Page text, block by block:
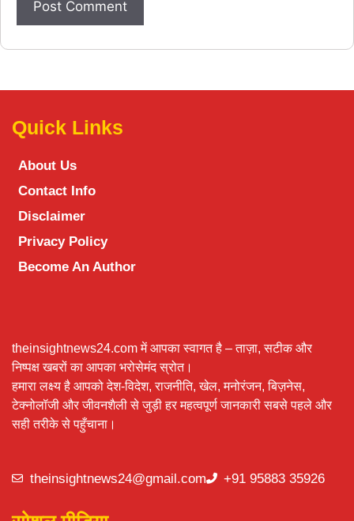
Quick Links
About Us
Contact Info
Disclaimer
Privacy Policy
Become An Author
theinsightnews24.com में आपका स्वागत है – ताज़ा, सटीक और
निष्पक्ष खबरों का आपका भरोसेमंद स्रोत।
हमारा लक्ष्य है आपको देश-विदेश, राजनीति, खेल, मनोरंजन, बिज़नेस,
टेक्नोलॉजी और जीवनशैली से जुड़ी हर महत्वपूर्ण जानकारी सबसे पहले और
सही तरीके से पहुँचाना।
theinsightnews24@gmail.com +91 95883 35926